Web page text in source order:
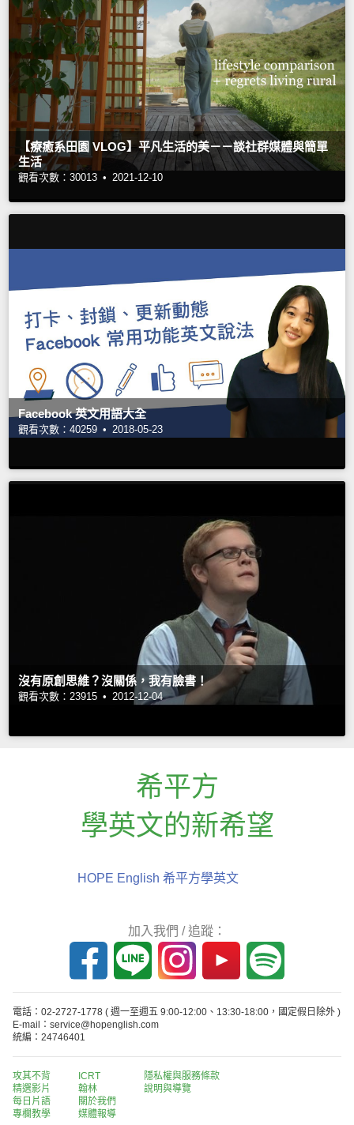
【療癒系田園 VLOG】平凡生活的美－－談社群媒體與簡單
生活
觀看次數：30013 • 2021-12-10
Facebook 英文用語大全
觀看次數：40259 • 2018-05-23
沒有原創思維？沒關係，我有臉書！
觀看次數：23915 • 2012-12-04
希平方
學英文的新希望
HOPE English 希平方學英文
加入我們 / 追蹤：
電話：02-2727-1778 ( 週一至週五 9:00-12:00、13:30-18:00，國定假日除外 )
E-mail：service@hopenglish.com
統編：24746401
攻其不背
精選影片
每日片語
專欄教學
ICRT
翰林
關於我們
媒體報導
隱私權與服務條款
說明與導覽